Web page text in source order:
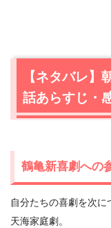
【ネタバレ】
話あらすじ・
鶴亀新喜劇への
自分たちの喜劇を次
天海家庭劇。